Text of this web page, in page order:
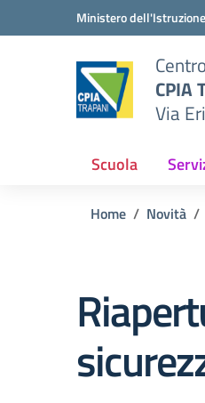
Vai ai contenuti
Vai al menu di navigazione
Ministero
CPIA
Via
Scuola
Home Novità